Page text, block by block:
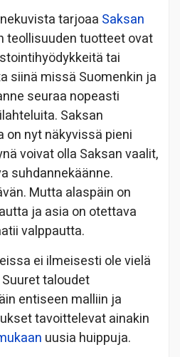
tarjoaa Saksan
teollisuuden tuotteet ovat
tai
siinä missä Suomenkin ja
seuraa nopeasti
Saksan
nyt näkyvissä pieni
voivat olla Saksan vaalit,
suhdannekäänne.
Mutta alaspäin on
ja asia on otettava
valppautta.
ei ilmeisesti ole vielä
taloudet
entiseen malliin ja
tavoittelevat ainakin
uusia huippuja.